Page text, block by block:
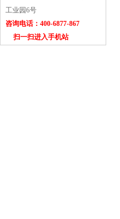
工业园6号
咨询电话：400-6877-867
扫一扫进入手机站